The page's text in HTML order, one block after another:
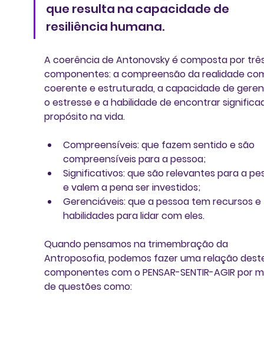
que resulta na capacidade de
resiliência humana.
A coerência de Antonovsky é composta por
componentes: a compreensão da realidade
coerente e estruturada, a capacidade de
o estresse e a habilidade de encontrar
propósito na vida.
Compreensíveis: que fazem sentido e são
compreensíveis para a pessoa;
Significativos: que são relevantes para a
e valem a pena ser investidos;
Gerenciáveis: que a pessoa tem recursos e
habilidades para lidar com eles.
Quando pensamos na trimembração da
Antroposofia, podemos fazer uma relação
componentes com o PENSAR-SENTIR-AGIR por
de questões como: